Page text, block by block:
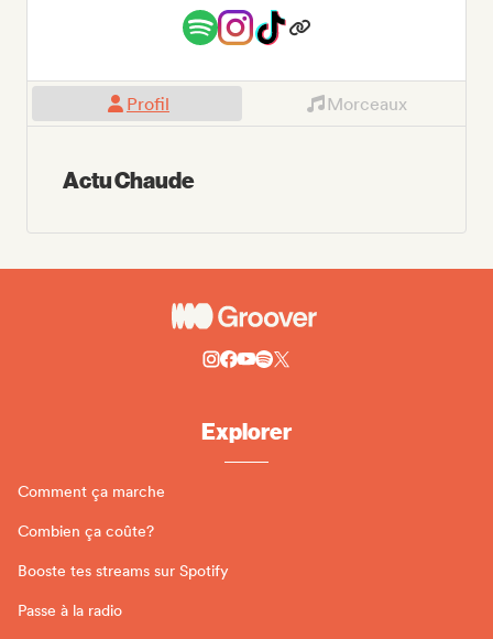
Profil Morceaux
Actu Chaude
Explorer
Comment ça marche
Combien ça coûte?
Booste tes streams sur Spotify
Passe à la radio